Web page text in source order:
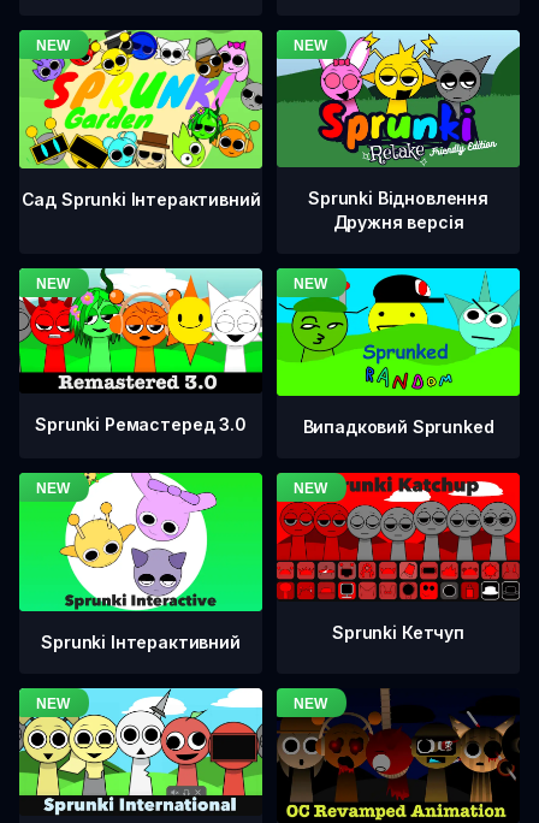
Сад Sprunki Інтерактивний
Sprunki Відновлення
Дружня версія
Sprunki Ремастеред 3.0 Випадковий Sprunked
Sprunki Інтерактивний Sprunki Кетчуп